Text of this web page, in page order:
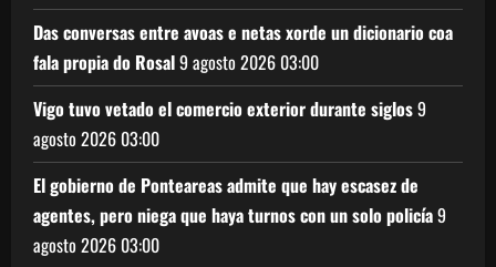
Das conversas entre avoas e netas xorde un dicionario coa
fala propia do Rosal9 agosto 2026 03:00
Vigo tuvo vetado el comercio exterior durante siglos9
agosto 2026 03:00
El gobierno de Ponteareas admite que hay escasez de
agentes, pero niega que haya turnos con un solo policía9
agosto 2026 03:00